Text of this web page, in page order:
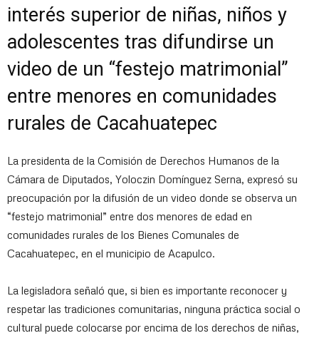
interés superior de niñas, niños y
adolescentes tras difundirse un
video de un “festejo matrimonial”
entre menores en comunidades
rurales de Cacahuatepec
La presidenta de la Comisión de Derechos Humanos de la
Cámara de Diputados, Yoloczin Domínguez Serna, expresó su
preocupación por la difusión de un video donde se observa un
“festejo matrimonial” entre dos menores de edad en
comunidades rurales de los Bienes Comunales de
Cacahuatepec, en el municipio de Acapulco.
La legisladora señaló que, si bien es importante reconocer y
respetar las tradiciones comunitarias, ninguna práctica social o
cultural puede colocarse por encima de los derechos de niñas,